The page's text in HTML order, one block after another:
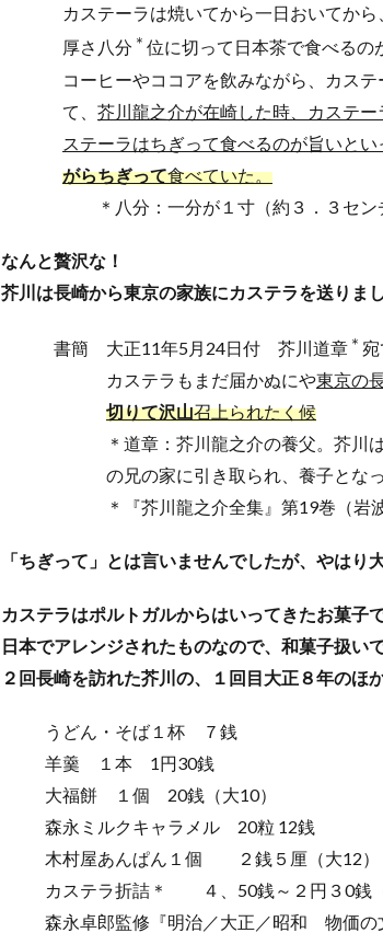
カステーラは焼いてから一日おいてから
厚さ八分 ＊ 位に切って日本茶で食べるの
コーヒーやココアを飲みながら、カス
て、 芥川龍之介が在崎した時、カステ
ステーラはちぎって食べるのが旨いとい
がらちぎって食べていた。
＊八分：一分が１寸（約３．３セン
なんと贅沢な！
芥川は長崎から東京の家族にカステラを送りまし
書簡 大正11年5月24日付 芥川道章 ＊ 宛
カステラもまだ届かぬにや東京の
切りて沢山召上られたく候
＊道章：芥川龍之介の養父。芥川
の兄の家に引き取られ、養子となっ
＊『芥川龍之介全集』第19巻（岩
「ちぎって」とは言いませんでしたが、やはり
カステラはポルトガルからはいってきたお菓子で
日本でアレンジされたものなので、和菓子扱い
２回長崎を訪れた芥川の、１回目大正８年の
うどん・そば１杯 ７銭
羊羹 １本 1円30銭
大福餅 １個 20銭（大10）
森永ミルクキャラメル 20粒 12銭
木村屋あんぱん１個 ２銭５厘（大12）
カステラ折詰＊ ４、50銭～２円３0銭（
森永卓郎監修『明治／大正／昭和 物価の